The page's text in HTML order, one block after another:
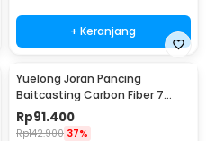
+ Keranjang
Yuelong Joran Pancing
Baitcasting Carbon Fiber 7
Section Telescopic 3.3M 7
Section
Rp91.400
Rp142.900 37%